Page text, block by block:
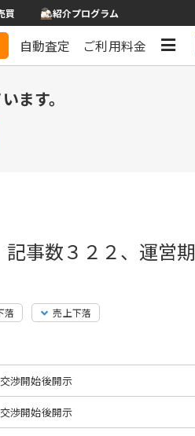
買 紹介プログラム
自動査定 ご利用料金
ます。
事数３２２、運営期
落 売上下落
交渉開始後開示
交渉開始後開示